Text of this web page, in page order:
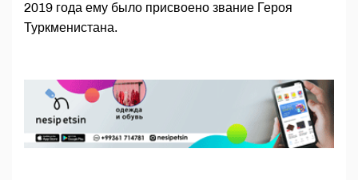
2019 года ему было присвоено звание Героя
Туркменистана.